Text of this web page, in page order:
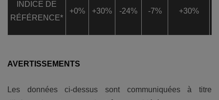
INDICE DE
RÉFÉRENCE*
+0% +30% -24% -7% +30%
AVERTISSEMENTS
Les données ci-dessus sont communiquées à titre